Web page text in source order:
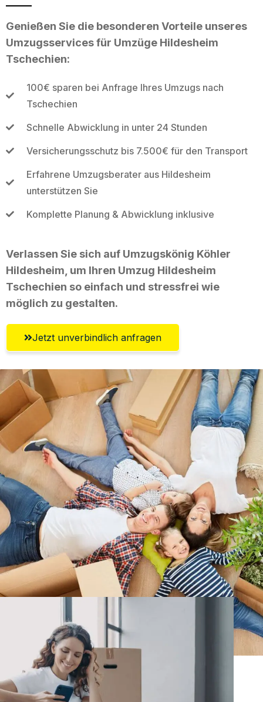
Genießen Sie die besonderen Vorteile unseres
Umzugsservices für Umzüge Hildesheim
Tschechien:
100€ sparen bei Anfrage Ihres Umzugs nach
Tschechien
Schnelle Abwicklung in unter 24 Stunden
Versicherungsschutz bis 7.500€ für den Transport
Erfahrene Umzugsberater aus Hildesheim
unterstützen Sie
Komplette Planung & Abwicklung inklusive
Verlassen Sie sich auf Umzugskönig Köhler
Hildesheim, um Ihren Umzug Hildesheim
Tschechien so einfach und stressfrei wie
möglich zu gestalten.
Jetzt unverbindlich anfragen